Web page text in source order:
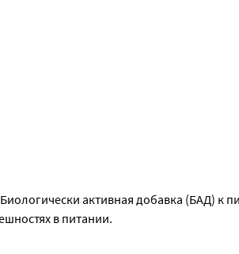
активная добавка (БАД) к
в питании.